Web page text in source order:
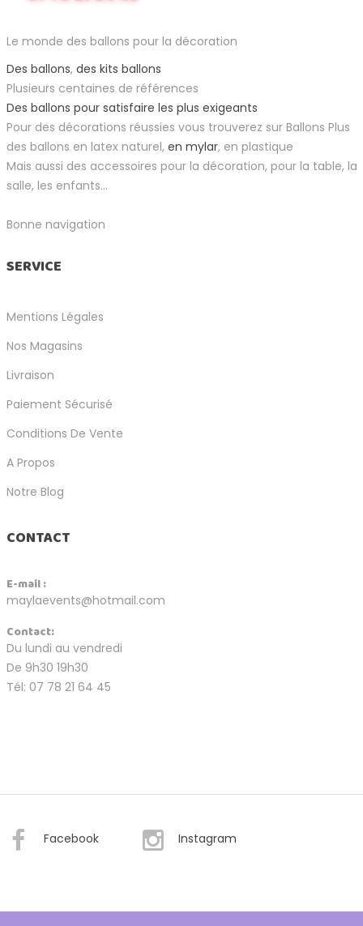
Le monde des ballons pour la décoration
Des ballons, des kits ballons
Plusieurs centaines de références
Des ballons pour satisfaire les plus exigeants
Pour des décorations réussies vous trouverez sur Ballons Plus
des ballons en latex naturel, en mylar, en plastique
Mais aussi des accessoires pour la décoration, pour la table, la
salle, les enfants...
Bonne navigation
SERVICE
Mentions Légales
Nos Magasins
Livraison
Paiement Sécurisé
Conditions De Vente
A Propos
Notre Blog
CONTACT
E-mail :
maylaevents@hotmail.com
Contact:
Du lundi au vendredi
De 9h30 19h30
Tél: 07 78 21 64 45
Facebook Instagram